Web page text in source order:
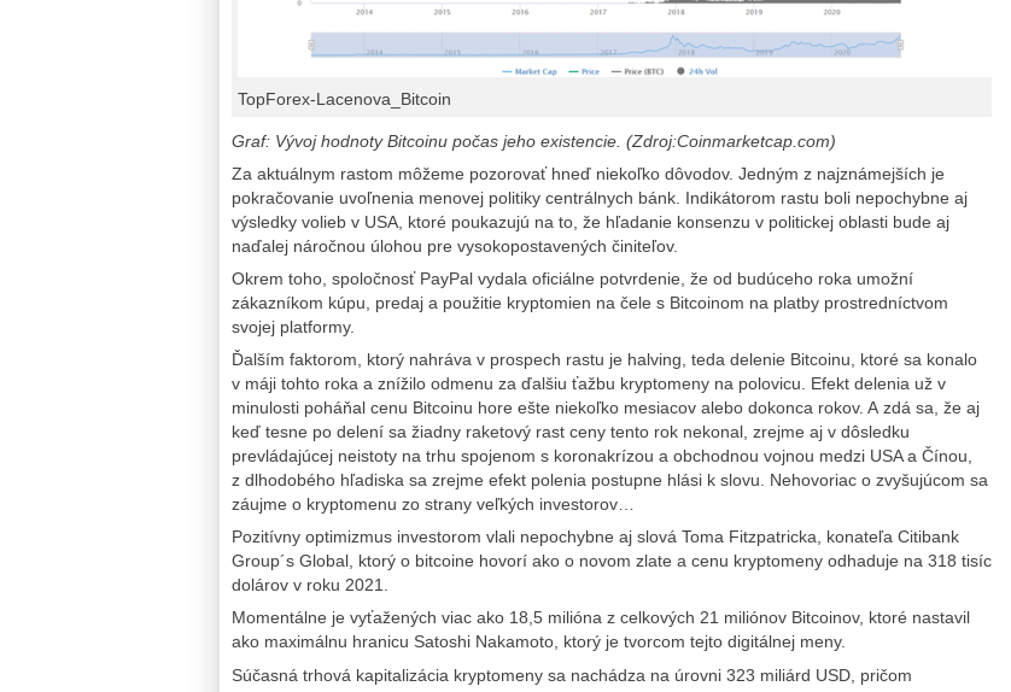
TopForex-Lacenova_Bitcoin
Graf: Vývoj hodnoty Bitcoinu počas jeho existencie. (Zdroj:Coinmarketcap.com)
Za aktuálnym rastom môžeme pozorovať hneď niekoľko dôvodov. Jedným z najznámejších je
pokračovanie uvoľnenia menovej politiky centrálnych bánk. Indikátorom rastu boli nepochybne aj
výsledky volieb v USA, ktoré poukazujú na to, že hľadanie konsenzu v politickej oblasti bude aj
naďalej náročnou úlohou pre vysokopostavených činiteľov.
Okrem toho, spoločnosť PayPal vydala oficiálne potvrdenie, že od budúceho roka umožní
zákazníkom kúpu, predaj a použitie kryptomien na čele s Bitcoinom na platby prostredníctvom
svojej platformy.
Ďalším faktorom, ktorý nahráva v prospech rastu je halving, teda delenie Bitcoinu, ktoré sa konalo
v máji tohto roka a znížilo odmenu za ďalšiu ťažbu kryptomeny na polovicu. Efekt delenia už v
minulosti poháňal cenu Bitcoinu hore ešte niekoľko mesiacov alebo dokonca rokov. A zdá sa, že aj
keď tesne po delení sa žiadny raketový rast ceny tento rok nekonal, zrejme aj v dôsledku
prevládajúcej neistoty na trhu spojenom s koronakrízou a obchodnou vojnou medzi USA a Čínou,
z dlhodobého hľadiska sa zrejme efekt polenia postupne hlási k slovu. Nehovoriac o zvyšujúcom sa
záujme o kryptomenu zo strany veľkých investorov…
Pozitívny optimizmus investorom vlali nepochybne aj slová Toma Fitzpatricka, konateľa Citibank
Group´s Global, ktorý o bitcoine hovorí ako o novom zlate a cenu kryptomeny odhaduje na 318 tisíc
dolárov v roku 2021.
Momentálne je vyťažených viac ako 18,5 milióna z celkových 21 miliónov Bitcoinov, ktoré nastavil
ako maximálnu hranicu Satoshi Nakamoto, ktorý je tvorcom tejto digitálnej meny.
Súčasná trhová kapitalizácia kryptomeny sa nachádza na úrovni 323 miliárd USD, pričom